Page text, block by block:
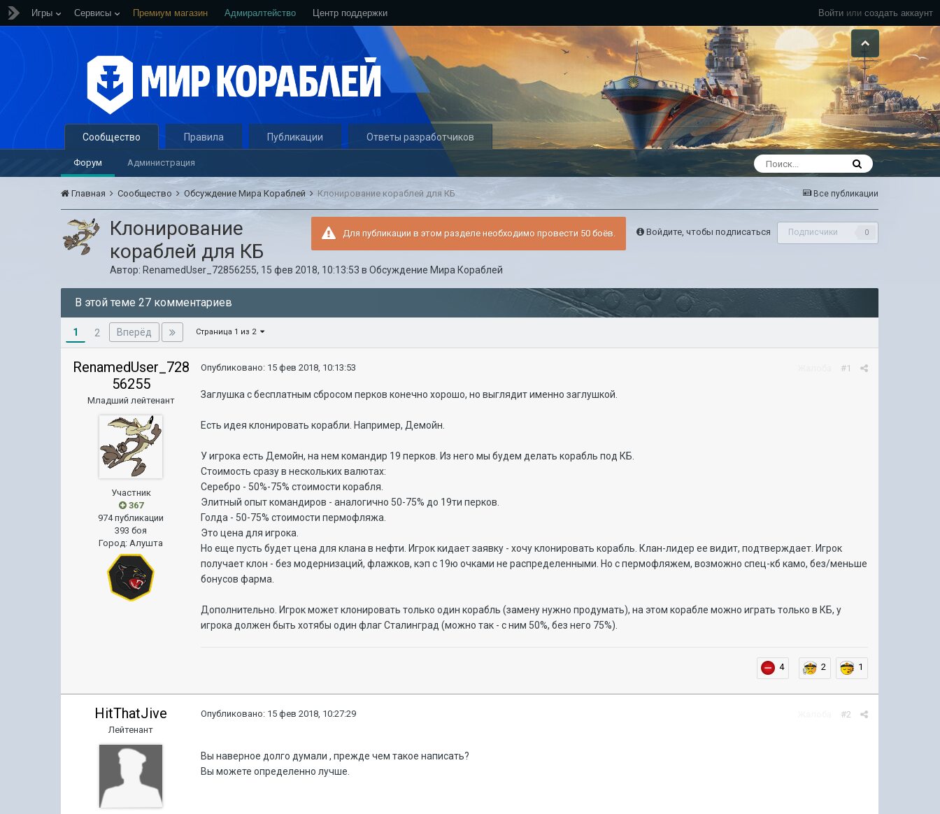
Войти или создать аккаунт
Игры Сервисы Премиум магазин Адмиралтейство Центр поддержки
Сообщество
Форум Администрация
Правила Публикации Ответы разработчиков
Все публикации
Главная Сообщество Обсуждение Мира Кораблей Клонирование кораблей для КБ
Войдите, чтобы подписаться Подписчики 0
Для публикации в этом разделе необходимо провести 50 боёв.
Клонирование
кораблей для КБ
Автор: RenamedUser_72856255, 15 фев 2018, 10:13:53 вОбсуждение Мира Кораблей
В этой теме 27 комментариев
1 2 Вперёд Страница 1 из 2
RenamedUser_728
56255
Младший лейтенант
Участник
367
974 публикации
393 боя
Город:Алушта
#1
Опубликовано: 15 фев 2018, 10:13:53
Заглушка с бесплатным сбросом перков конечно хорошо, но выглядит именно заглушкой.
Есть идея клонировать корабли. Например, Демойн.
У игрока есть Демойн, на нем командир 19 перков. Из него мы будем делать корабль под КБ.
Стоимость сразу в нескольких валютах:
Серебро - 50%-75% стоимости корабля.
Элитный опыт командиров - аналогично 50-75% до 19ти перков.
Голда - 50-75% стоимости пермофляжа.
Это цена для игрока.
Но еще пусть будет цена для клана в нефти. Игрок кидает заявку - хочу клонировать корабль. Клан-лидер ее видит, подтверждает. Игрок
получает клон - без модернизаций, флажков, кэп с 19ю очками не распределенными. Но с пермофляжем, возможно спец-кб камо, без/меньше
бонусов фарма.
Дополнительно. Игрок может клонировать только один корабль (замену нужно продумать), на этом корабле можно играть только в КБ, у
игрока должен быть хотябы один флаг Сталинград (можно так - с ним 50%, без него 75%).
4 2 1
HitThatJive
Лейтенант
#2
Опубликовано: 15 фев 2018, 10:27:29
Вы наверное долго думали , прежде чем такое написать?
Вы можете определенно лучше.